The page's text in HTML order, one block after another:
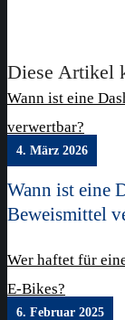
Diese Artikel
Wann ist eine
verwertbar?
4. März 2026
Wann ist eine
Beweismittel
Wer haftet für
E-Bikes?
6. Februar 2025